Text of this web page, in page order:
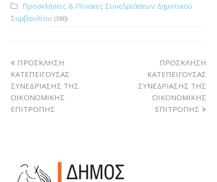
Προσκλήσεις & Πίνακες Συνεδριάσεων Δημοτικού
Συμβουλίου (380)
ΠΡΟΣΚΛΗΣΗ
ΚΑΤΕΠΕΙΓΟΥΣΑΣ
ΣΥΝΕΔΡΙΑΣΗΣ ΤΗΣ
ΟΙΚΟΝΟΜΙΚΗΣ
ΕΠΙΤΡΟΠΗΣ
ΠΡΟΣΚΛΗΣΗ
ΚΑΤΕΠΕΙΓΟΥΣΑΣ
ΣΥΝΕΔΡΙΑΣΗΣ ΤΗΣ
ΟΙΚΟΝΟΜΙΚΗΣ
ΕΠΙΤΡΟΠΗΣ